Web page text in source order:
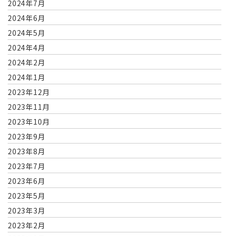
2024年7月
2024年6月
2024年5月
2024年4月
2024年2月
2024年1月
2023年12月
2023年11月
2023年10月
2023年9月
2023年8月
2023年7月
2023年6月
2023年5月
2023年3月
2023年2月